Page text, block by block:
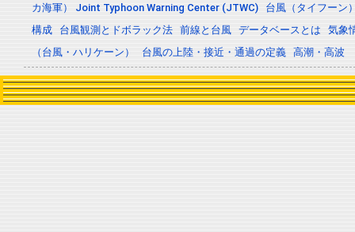
カ海軍） Joint Typhoon Warning Center (JTWC)
台風（タイフーン
構成
台風観測とドボラック法 前線と台風 データベースとは
気象
（台風・ハリケーン）
台風の上陸・接近・通過の定義 高潮・高波